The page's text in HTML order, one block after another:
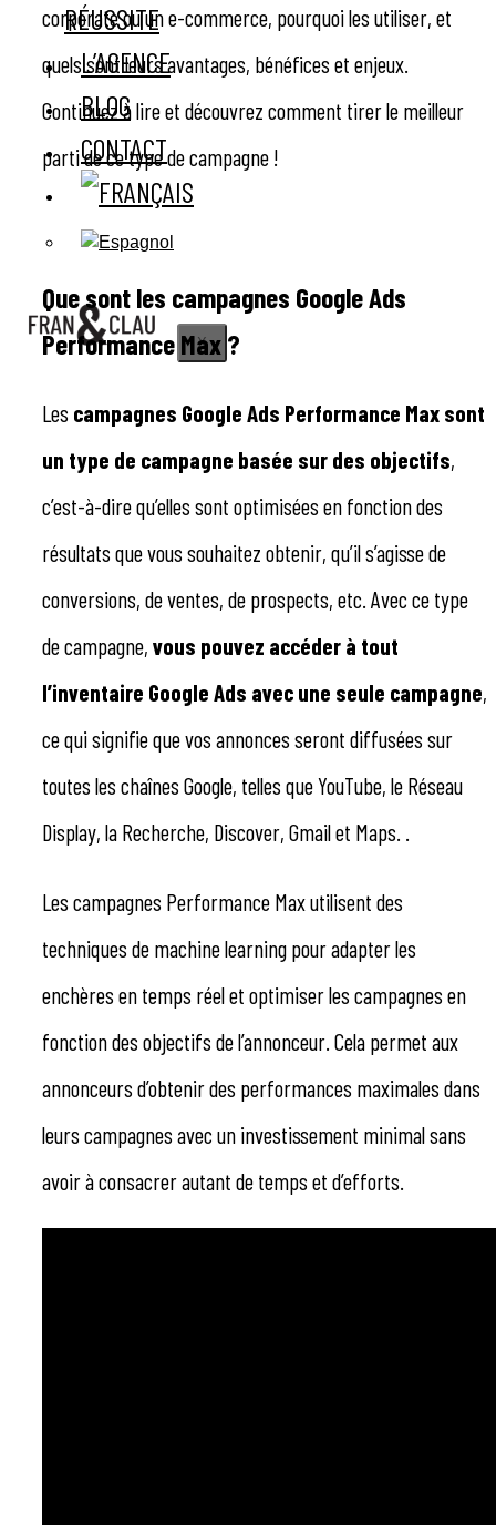
RÉUSSITE
L’AGENCE
BLOG
CONTACT
X
corporate ou un e-commerce, pourquoi les utiliser, et
quels sont leurs avantages, bénéfices et enjeux.
Continuez à lire et découvrez comment tirer le meilleur
parti de ce type de campagne !
Que sont les campagnes Google Ads
Performance Max ?
Les campagnes Google Ads Performance Max sont
un type de campagne basée sur des objectifs,
c’est-à-dire qu’elles sont optimisées en fonction des
résultats que vous souhaitez obtenir, qu’il s’agisse de
conversions, de ventes, de prospects, etc. Avec ce type
de campagne, vous pouvez accéder à tout
l’inventaire Google Ads avec une seule campagne,
ce qui signifie que vos annonces seront diffusées sur
toutes les chaînes Google, telles que YouTube, le Réseau
Display, la Recherche, Discover, Gmail et Maps. .
Les campagnes Performance Max utilisent des
techniques de machine learning pour adapter les
enchères en temps réel et optimiser les campagnes en
fonction des objectifs de l’annonceur. Cela permet aux
annonceurs d’obtenir des performances maximales dans
leurs campagnes avec un investissement minimal sans
avoir à consacrer autant de temps et d’efforts.